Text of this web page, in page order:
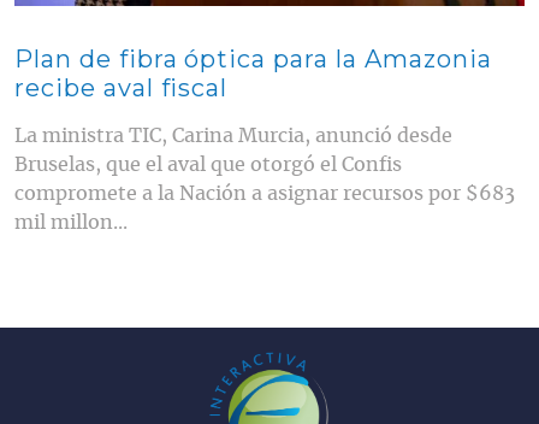
Plan de fibra óptica para la Amazonia
recibe aval fiscal
La ministra TIC, Carina Murcia, anunció desde
Bruselas, que el aval que otorgó el Confis
compromete a la Nación a asignar recursos por $683
mil millon...